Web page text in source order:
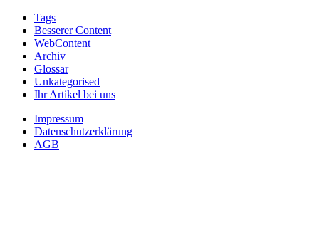
Tags
Besserer Content
WebContent
Archiv
Glossar
Unkategorised
Ihr Artikel bei uns
Impressum
Datenschutzerklärung
AGB